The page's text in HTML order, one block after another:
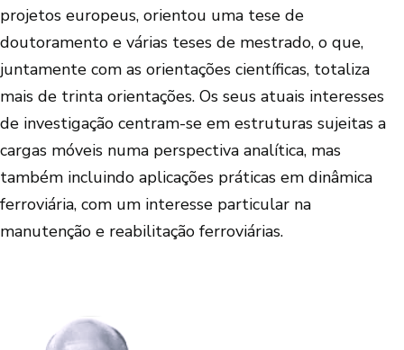
projetos europeus, orientou uma tese de
doutoramento e várias teses de mestrado, o que,
juntamente com as orientações científicas, totaliza
mais de trinta orientações. Os seus atuais interesses
de investigação centram-se em estruturas sujeitas a
cargas móveis numa perspectiva analítica, mas
também incluindo aplicações práticas em dinâmica
ferroviária, com um interesse particular na
manutenção e reabilitação ferroviárias.